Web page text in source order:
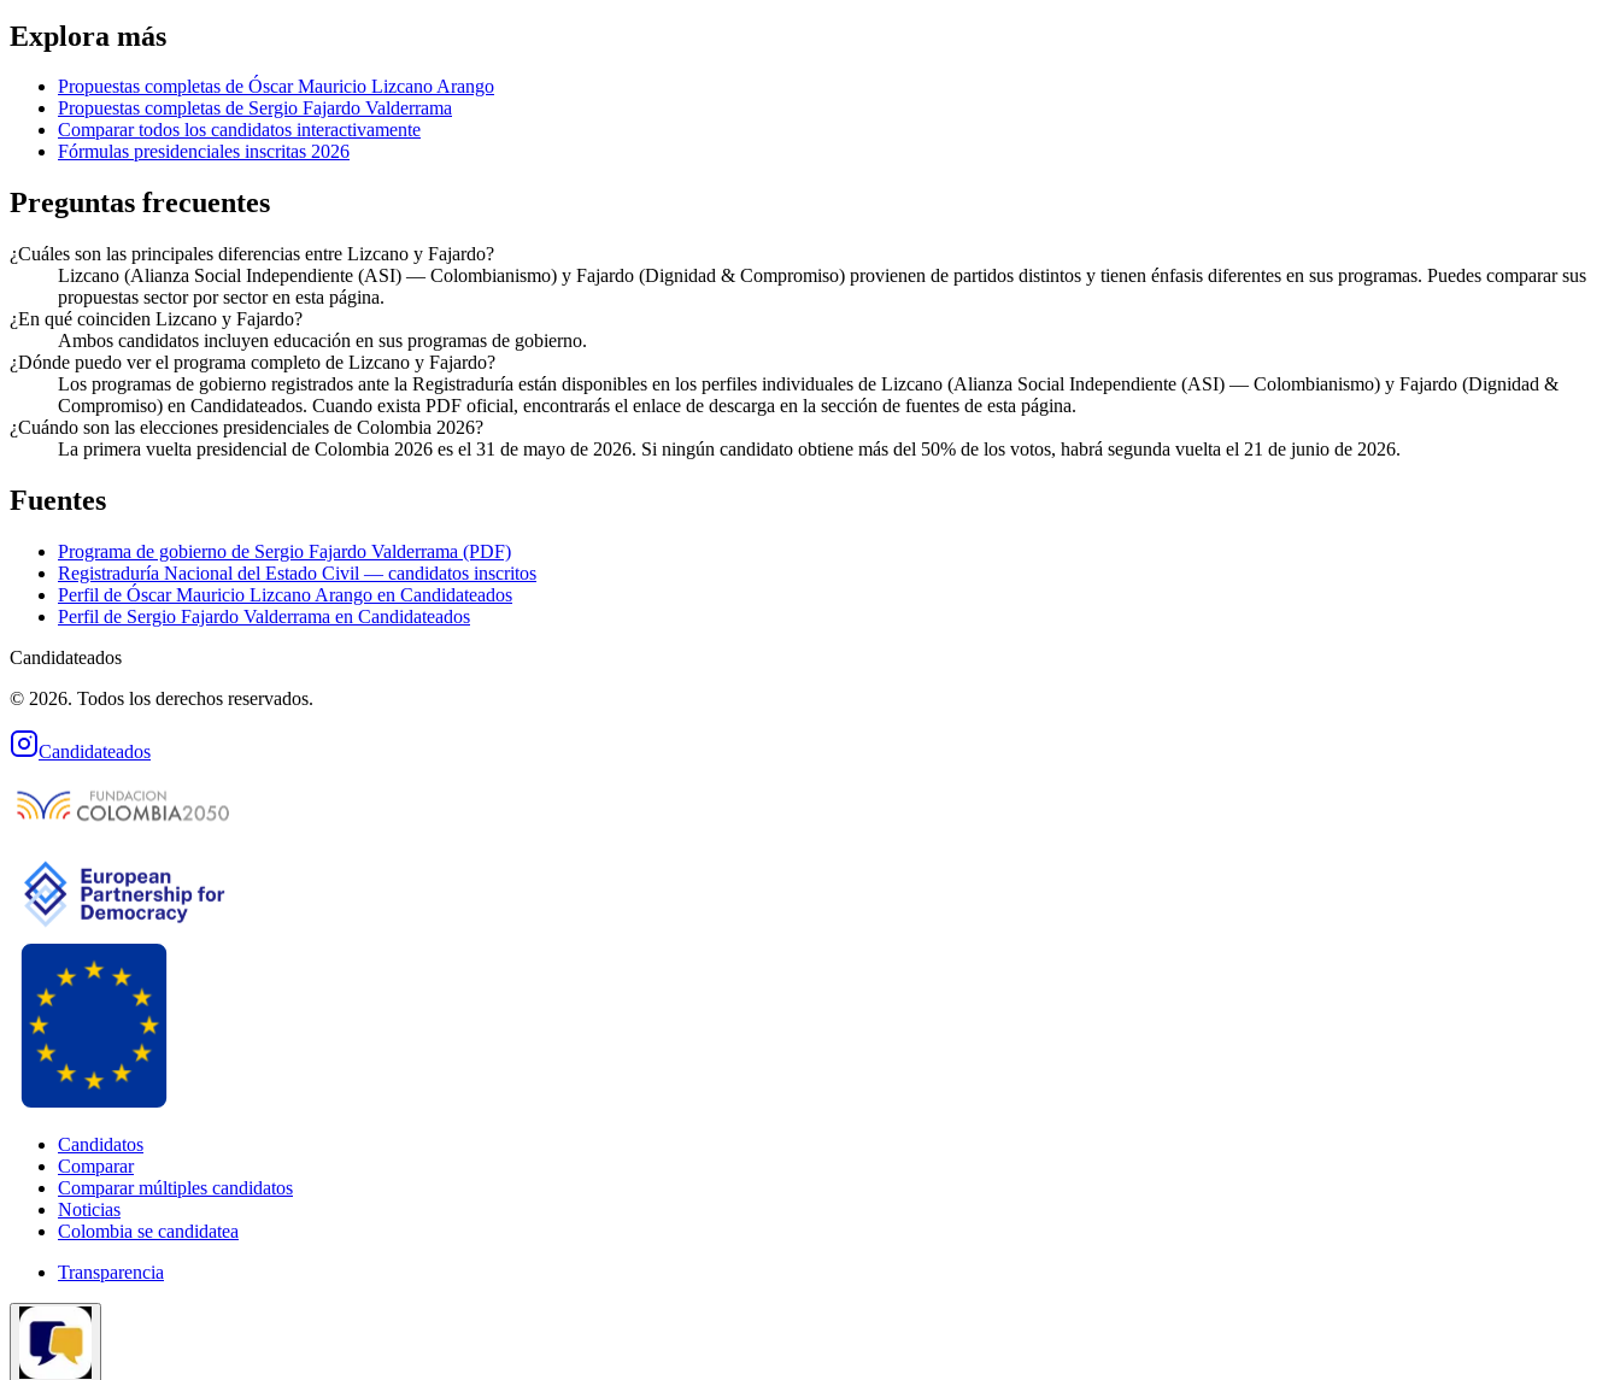
Explora más
Propuestas completas de Óscar Mauricio Lizcano Arango
Propuestas completas de Sergio Fajardo Valderrama
Comparar todos los candidatos interactivamente
Fórmulas presidenciales inscritas 2026
Preguntas frecuentes
¿Cuáles son las principales diferencias entre Lizcano y Fajardo?
Lizcano (Alianza Social Independiente (ASI) — Colombianismo) y Fajardo (Dignidad & Compromiso) provienen de partidos distintos y tienen énfasis diferentes en sus programas. Puedes comparar sus
propuestas sector por sector en esta página.
¿En qué coinciden Lizcano y Fajardo?
Ambos candidatos incluyen educación en sus programas de gobierno.
¿Dónde puedo ver el programa completo de Lizcano y Fajardo?
Los programas de gobierno registrados ante la Registraduría están disponibles en los perfiles individuales de Lizcano (Alianza Social Independiente (ASI) — Colombianismo) y Fajardo (Dignidad &
Compromiso) en Candidateados. Cuando exista PDF oficial, encontrarás el enlace de descarga en la sección de fuentes de esta página.
¿Cuándo son las elecciones presidenciales de Colombia 2026?
La primera vuelta presidencial de Colombia 2026 es el 31 de mayo de 2026. Si ningún candidato obtiene más del 50% de los votos, habrá segunda vuelta el 21 de junio de 2026.
Fuentes
Programa de gobierno de Sergio Fajardo Valderrama (PDF)
Registraduría Nacional del Estado Civil — candidatos inscritos
Perfil de Óscar Mauricio Lizcano Arango en Candidateados
Perfil de Sergio Fajardo Valderrama en Candidateados
Candidateados
© 2026. Todos los derechos reservados.
Candidateados
Candidatos
Comparar
Comparar múltiples candidatos
Noticias
Colombia se candidatea
Transparencia